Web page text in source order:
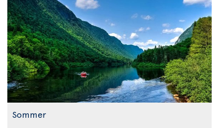
Sommer